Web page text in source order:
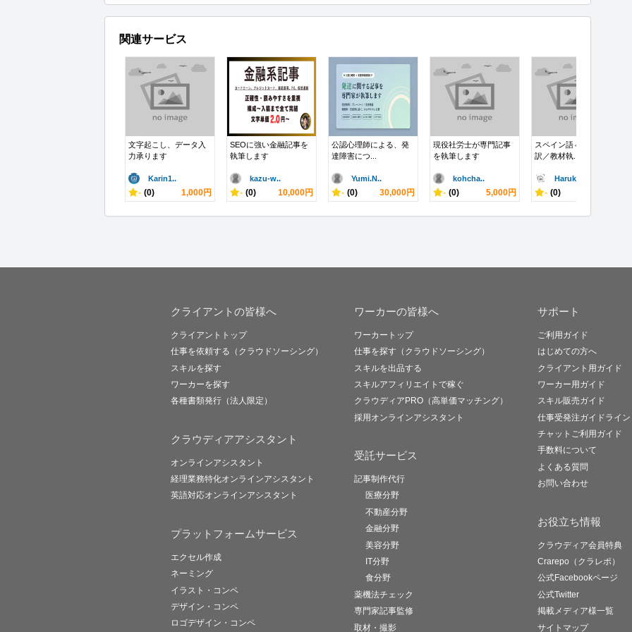
関連サービス
文字起こし、データ入
力承ります
Karin1..
- (0) 1,000円
SEOに強い金融記事を
執筆します
kazu-w..
- (0) 10,000円
公認心理師による、発
達障害につ...
Yumi.N..
- (0) 30,000円
現役社労士が専門記事
を執筆します
kohcha..
- (0) 5,000円
スペイン語⇔日本語翻
訳／教材執...
Haruka..
- (0)
クライアントの皆様へ
クライアントトップ
仕事を依頼する（クラウドソーシング）
スキルを探す
ワーカーを探す
各種書類発行（法人限定）
クラウディアアシスタント
オンラインアシスタント
経理業務特化オンラインアシスタント
英語対応オンラインアシスタント
プラットフォームサービス
エクセル作成
ネーミング
イラスト・コンペ
デザイン・コンペ
ロゴデザイン・コンペ
ワーカーの皆様へ
ワーカートップ
仕事を探す（クラウドソーシング）
スキルを出品する
スキルアフィリエイトで稼ぐ
クラウディアPRO（高単価マッチング）
採用オンラインアシスタント
受託サービス
記事制作代行
医療分野
不動産分野
金融分野
美容分野
IT分野
食分野
薬機法チェック
専門家記事監修
取材・撮影
サポート
ご利用ガイド
はじめての方へ
クライアント用ガイド
ワーカー用ガイド
スキル販売ガイド
仕事受発注ガイドライン
チャットご利用ガイド
手数料について
よくある質問
お問い合わせ
お役立ち情報
クラウディア会員特典
Crarepo（クラレポ）
公式Facebookページ
公式Twitter
掲載メディア様一覧
サイトマップ